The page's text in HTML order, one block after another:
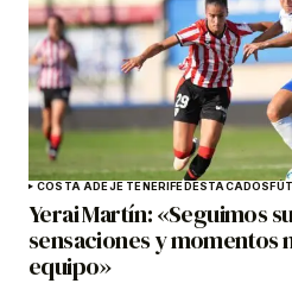
COSTA ADEJE TENERIFEDESTACADOS
Yerai Martín: «Seguimos
sensaciones y momentos
equipo»